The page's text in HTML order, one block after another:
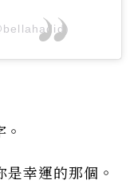
幸運的那個。